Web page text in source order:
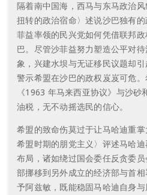
隔着南中国海，西马与东马政治
扭转的政治宿命〉述说沙巴独有
菲益率领的民兴党如何凭借联邦
巴。尽管沙菲益努力塑造公平对
象，兴建水坝与无证移民议题却
警示希盟在沙巴的政权岌岌可危
《1963 年马来西亚协议》与沙
油税，无不动摇选民的信心。
希盟的致命伤莫过于让马哈迪重
希盟时期的朋党主义〉评述马哈
布局，诸如绕过国会委任反贪委
部挪移到另外成立的经济部与首
予阿兹敏，既能稳固马哈迪自身